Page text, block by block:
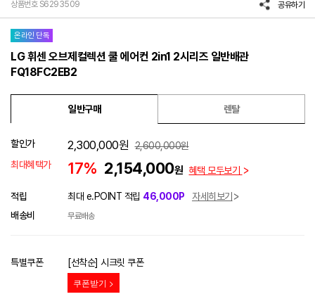
상품번호 S6293509 공유하기
온라인 단독
LG 휘센 오브제컬렉션 쿨 에어컨 2in1 2시리즈 일반배관
FQ18FC2EB2
일반구매 렌탈
할인가 2,300,000원 2,600,000원
최대혜택가
17% 2,154,000원 혜택 모두보기
적립 최대 e.POINT 적립 46,000P
자세히보기
배송비
무료배송
특별쿠폰 [선착순] 시크릿 쿠폰
쿠폰받기 >